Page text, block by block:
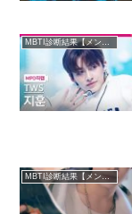
MBTI診断結果【メンバー・個人別】
MBTI診断結果【メンバー・個人別】